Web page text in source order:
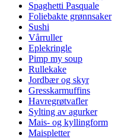
Spaghetti Pasquale
Foliebakte grønnsaker
Sushi
Vårruller
Eplekringle
Pimp my soup
Rullekake
Jordbær og skyr
Gresskarmuffins
Havregrøtvafler
Sylting av agurker
Mais- og kyllingform
Maispletter